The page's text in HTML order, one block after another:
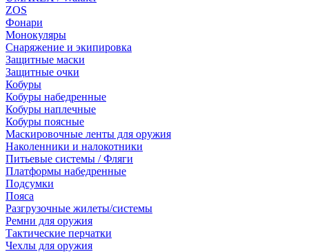
ZOS
Фонари
Монокуляры
Снаряжение и экипировка
Защитные маски
Защитные очки
Кобуры
Кобуры набедренные
Кобуры наплечные
Кобуры поясные
Маскировочные ленты для оружия
Наколенники и налокотники
Питьевые системы / Фляги
Платформы набедренные
Подсумки
Пояса
Разгрузочные жилеты/системы
Ремни для оружия
Тактические перчатки
Чехлы для оружия